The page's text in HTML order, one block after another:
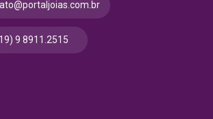
9 8911.2515